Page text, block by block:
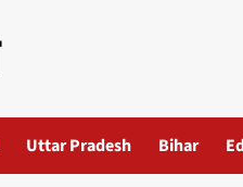
Uttar Pradesh Bihar